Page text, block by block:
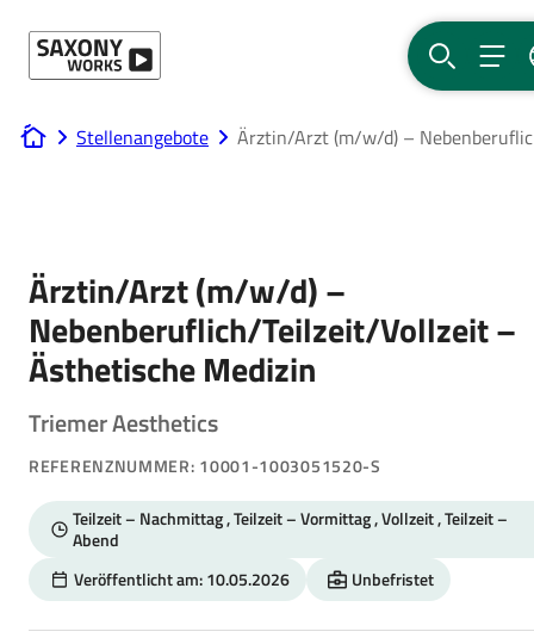
SUCHE
www.saxony-works.com
Stellenangebote Ärztin/Arzt (m/w/d) –
Ärztin/Arzt (m/w/d) –
Nebenberuflich/Teilzeit/Vollzeit –
Ästhetische Medizin
Triemer Aesthetics
REFERENZNUMMER: 10001-1003051520-S
Teilzeit – Nachmittag , Teilzeit – Vormittag , Vollzeit , Teilzeit –
Abend
Veröffentlicht am: 10.05.2026
Unbefristet